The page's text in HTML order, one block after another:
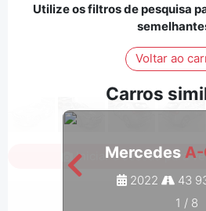
Utilize os filtros de pesquisa
Voltar ao
Carros
Mercedes
2022 43
1 / 8
Iniciar a sessão para